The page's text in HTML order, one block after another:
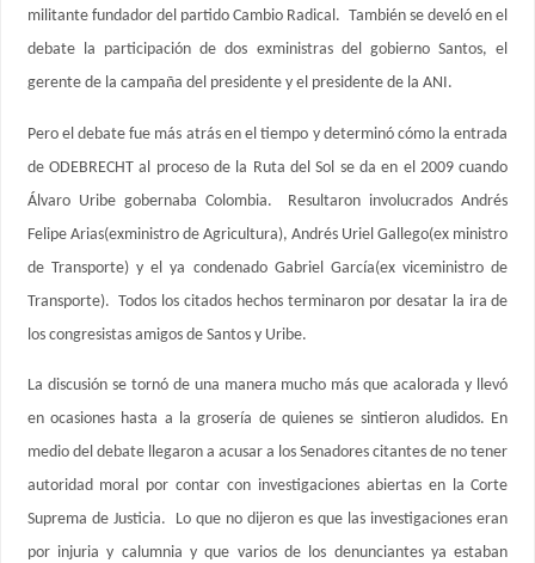
militante fundador del partido Cambio Radical. También se develó en el
debate la participación de dos exministras del gobierno Santos, el
gerente de la campaña del presidente y el presidente de la ANI.
Pero el debate fue más atrás en el tiempo y determinó cómo la entrada
de ODEBRECHT al proceso de la Ruta del Sol se da en el 2009 cuando
Álvaro Uribe gobernaba Colombia. Resultaron involucrados Andrés
Felipe Arias(exministro de Agricultura), Andrés Uriel Gallego(ex ministro
de Transporte) y el ya condenado Gabriel García(ex viceministro de
Transporte). Todos los citados hechos terminaron por desatar la ira de
los congresistas amigos de Santos y Uribe.
La discusión se tornó de una manera mucho más que acalorada y llevó
en ocasiones hasta a la grosería de quienes se sintieron aludidos. En
medio del debate llegaron a acusar a los Senadores citantes de no tener
autoridad moral por contar con investigaciones abiertas en la Corte
Suprema de Justicia. Lo que no dijeron es que las investigaciones eran
por injuria y calumnia y que varios de los denunciantes ya estaban